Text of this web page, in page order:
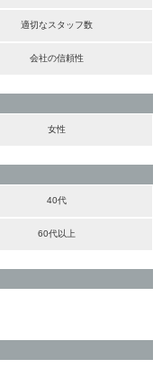
適切なスタッフ数
会社の信頼性
女性
40代
60代以上